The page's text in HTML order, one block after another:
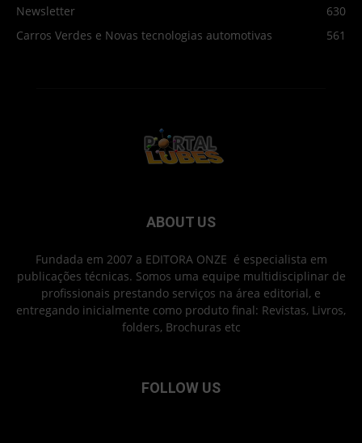
Newsletter
630
Carros Verdes e Novas tecnologias automotivas
561
ABOUT US
Fundada em 2007 a EDITORA ONZE é especialista em
publicações técnicas. Somos uma equipe multidisciplinar de
profissionais prestando serviços na área editorial, e
entregando inicialmente como produto final: Revistas, Livros,
folders, Brochuras etc
FOLLOW US